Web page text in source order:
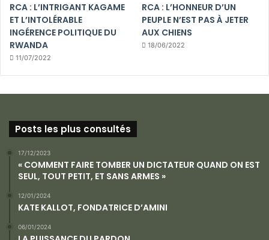
RCA : L’INTRIGANT KAGAME
ET L’INTOLÉRABLE
INGÉRENCE POLITIQUE DU
RWANDA
11/07/2022
RCA : L’HONNEUR D’UN
PEUPLE N’EST PAS À JETER
AUX CHIENS
18/06/2022
Posts les plus consultés
17/12/2023
« COMMENT FAIRE TOMBER UN DICTATEUR QUAND ON EST
SEUL, TOUT PETIT, ET SANS ARMES »
12/01/2024
KATE KALLOT, FONDATRICE D’AMINI
06/01/2024